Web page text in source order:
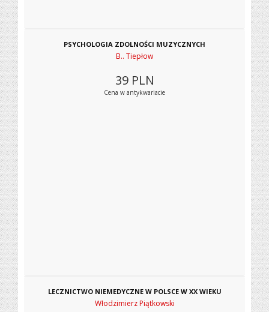
PSYCHOLOGIA ZDOLNOŚCI MUZYCZNYCH
B.. Tiepłow
39 PLN
Cena w antykwariacie
LECZNICTWO NIEMEDYCZNE W POLSCE W XX WIEKU
Włodzimierz Piątkowski